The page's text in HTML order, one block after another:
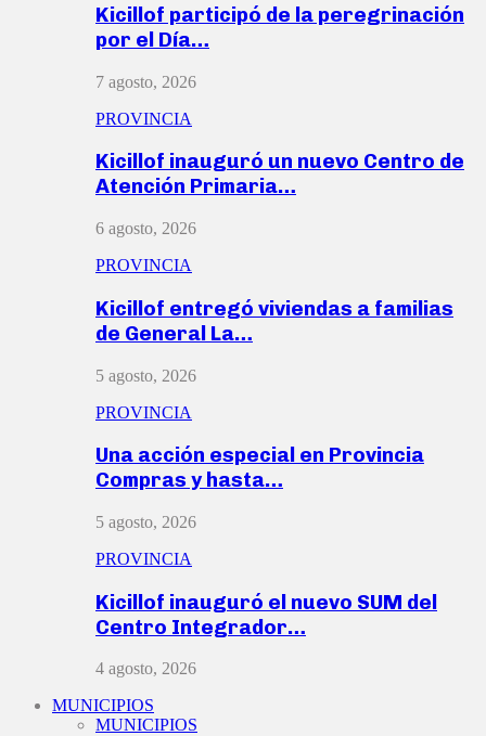
Kicillof participó de la peregrinación
por el Día…
7 agosto, 2026
PROVINCIA
Kicillof inauguró un nuevo Centro de
Atención Primaria…
6 agosto, 2026
PROVINCIA
Kicillof entregó viviendas a familias
de General La…
5 agosto, 2026
PROVINCIA
Una acción especial en Provincia
Compras y hasta…
5 agosto, 2026
PROVINCIA
Kicillof inauguró el nuevo SUM del
Centro Integrador…
4 agosto, 2026
MUNICIPIOS
MUNICIPIOS